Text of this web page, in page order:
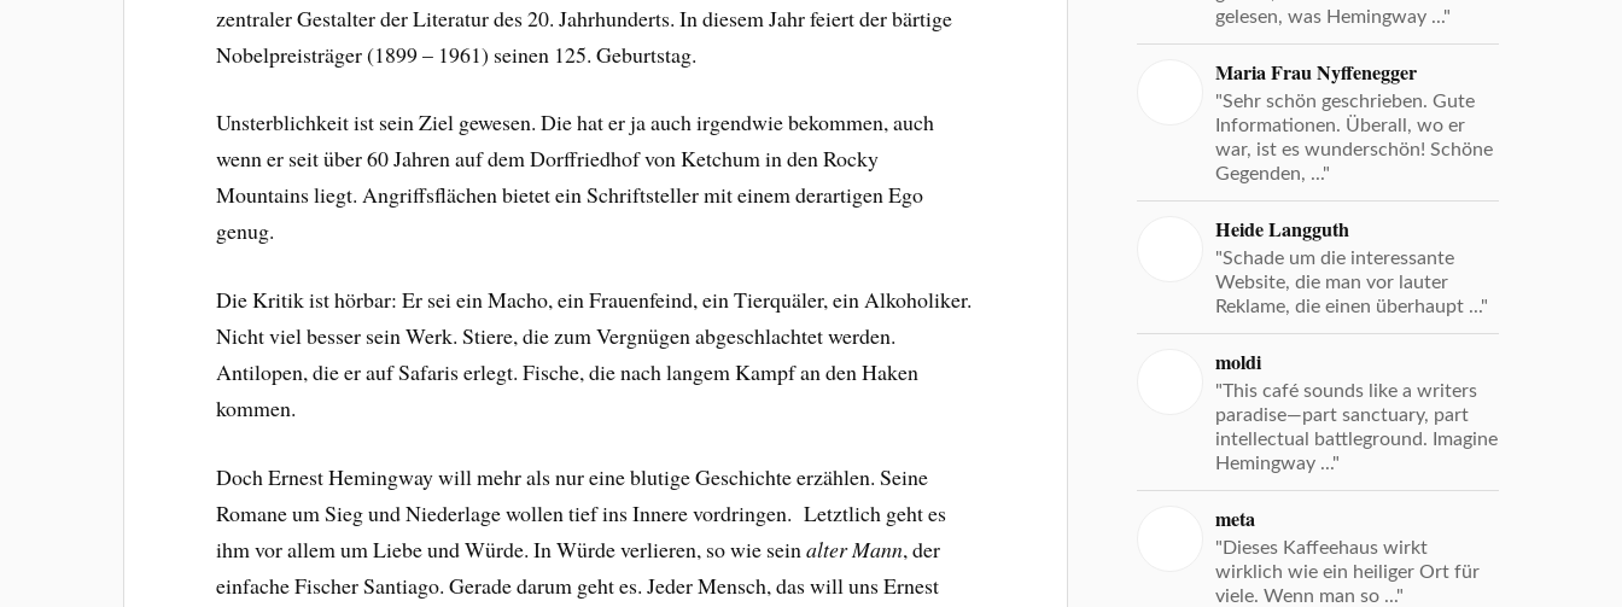
zentraler Gestalter der Literatur des 20. Jahrhunderts. In diesem Jahr feiert der bärtige
Nobelpreisträger (1899 – 1961) seinen 125. Geburtstag.
Unsterblichkeit ist sein Ziel gewesen. Die hat er ja auch irgendwie bekommen, auch
wenn er seit über 60 Jahren auf dem Dorffriedhof von Ketchum in den Rocky
Mountains liegt. Angriffsflächen bietet ein Schriftsteller mit einem derartigen Ego
genug.
Die Kritik ist hörbar: Er sei ein Macho, ein Frauenfeind, ein Tierquäler, ein Alkoholiker.
Nicht viel besser sein Werk. Stiere, die zum Vergnügen abgeschlachtet werden.
Antilopen, die er auf Safaris erlegt. Fische, die nach langem Kampf an den Haken
kommen.
Doch Ernest Hemingway will mehr als nur eine blutige Geschichte erzählen. Seine
Romane um Sieg und Niederlage wollen tief ins Innere vordringen. Letztlich geht es
ihm vor allem um Liebe und Würde. In Würde verlieren, so wie seinalter Mann, der
einfache Fischer Santiago. Gerade darum geht es. Jeder Mensch, das will uns Ernest
gelesen, was Hemingway ..."
Maria Frau Nyffenegger
"Sehr schön geschrieben. Gute
Informationen. Überall, wo er
war, ist es wunderschön! Schöne
Gegenden, ..."
Heide Langguth
"Schade um die interessante
Website, die man vor lauter
Reklame, die einen überhaupt ..."
moldi
"This café sounds like a writers
paradise—part sanctuary, part
intellectual battleground. Imagine
Hemingway ..."
meta
"Dieses Kaffeehaus wirkt
wirklich wie ein heiliger Ort für
viele. Wenn man so ..."